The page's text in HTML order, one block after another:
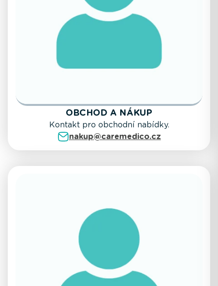
OBCHOD A NÁKUP
Kontakt pro obchodní nabídky.
nakup@caremedico.cz